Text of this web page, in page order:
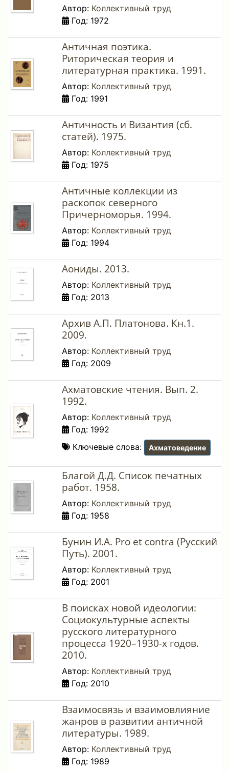
Автор: Коллективный труд
Год: 1972
Античная поэтика.
Риторическая теория и
литературная практика. 1991.
Автор: Коллективный труд
Год: 1991
Античность и Византия (сб.
статей). 1975.
Автор: Коллективный труд
Год: 1975
Античные коллекции из
раскопок северного
Причерноморья. 1994.
Автор: Коллективный труд
Год: 1994
Аониды. 2013.
Автор: Коллективный труд
Год: 2013
Архив А.П. Платонова. Кн.1.
2009.
Автор: Коллективный труд
Год: 2009
Ахматовские чтения. Вып. 2.
1992.
Автор: Коллективный труд
Год: 1992
Ключевые слова:
Ахматоведение
Благой Д.Д. Список печатных
работ. 1958.
Автор: Коллективный труд
Год: 1958
Бунин И.А. Pro et contra (Русский
Путь). 2001.
Автор: Коллективный труд
Год: 2001
В поисках новой идеологии:
Социокультурные аспекты
русского литературного
процесса 1920–1930-х годов.
2010.
Автор: Коллективный труд
Год: 2010
Взаимосвязь и взаимовлияние
жанров в развитии античной
литературы. 1989.
Автор: Коллективный труд
Год: 1989